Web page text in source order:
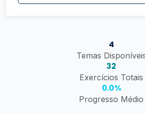
4
Temas
32
Exercícios Totais
0.0%
Progresso Médio